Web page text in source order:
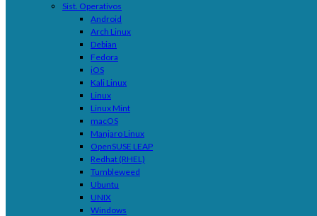
Sist. Operativos
Android
Arch Linux
Debian
Fedora
iOS
Kali Linux
Linux
Linux Mint
macOS
Manjaro Linux
OpenSUSE LEAP
Redhat (RHEL)
Tumbleweed
Ubuntu
UNIX
Windows